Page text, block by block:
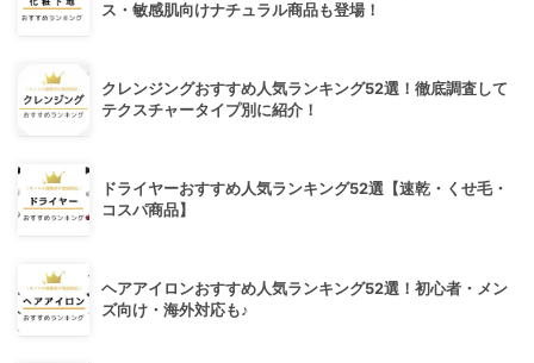
ス・敏感肌向けナチュラル商品も登場！
クレンジングおすすめ人気ランキング52選！徹底調査して
テクスチャータイプ別に紹介！
ドライヤーおすすめ人気ランキング52選【速乾・くせ毛・
コスパ商品】
ヘアアイロンおすすめ人気ランキング52選！初心者・メン
ズ向け・海外対応も♪